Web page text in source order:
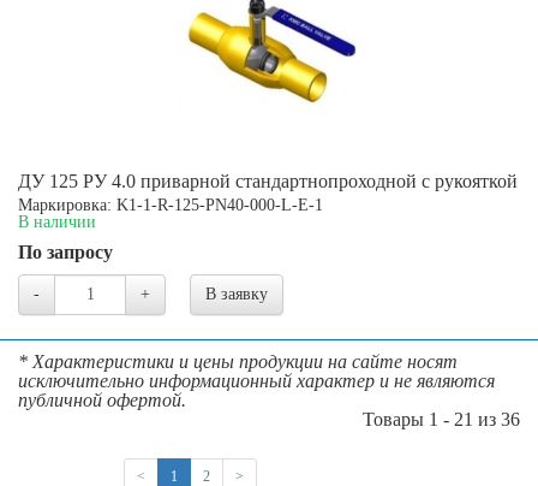
ДУ 125 РУ 4.0 приварной стандартнопроходной с рукояткой
Маркировка: K1-1-R-125-PN40-000-L-E-1
В наличии
По запросу
- + В заявку
* Характеристики и цены продукции на сайте носят
исключительно информационный характер и не являются
публичной офертой.
Товары 1 - 21 из 36
< 1 (current)
2 >